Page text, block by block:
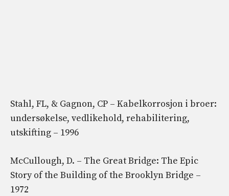
Stahl, FL, & Gagnon, CP – Kabelkorrosjon i broer:
undersøkelse, vedlikehold, rehabilitering,
utskifting – 1996
McCullough, D. – The Great Bridge: The Epic
Story of the Building of the Brooklyn Bridge –
1972